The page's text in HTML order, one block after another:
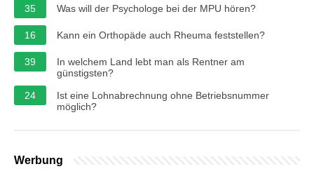
35 Was will der Psychologe bei der MPU hören?
16 Kann ein Orthopäde auch Rheuma feststellen?
39
In welchem Land lebt man als Rentner am
günstigsten?
24
Ist eine Lohnabrechnung ohne Betriebsnummer
möglich?
Werbung